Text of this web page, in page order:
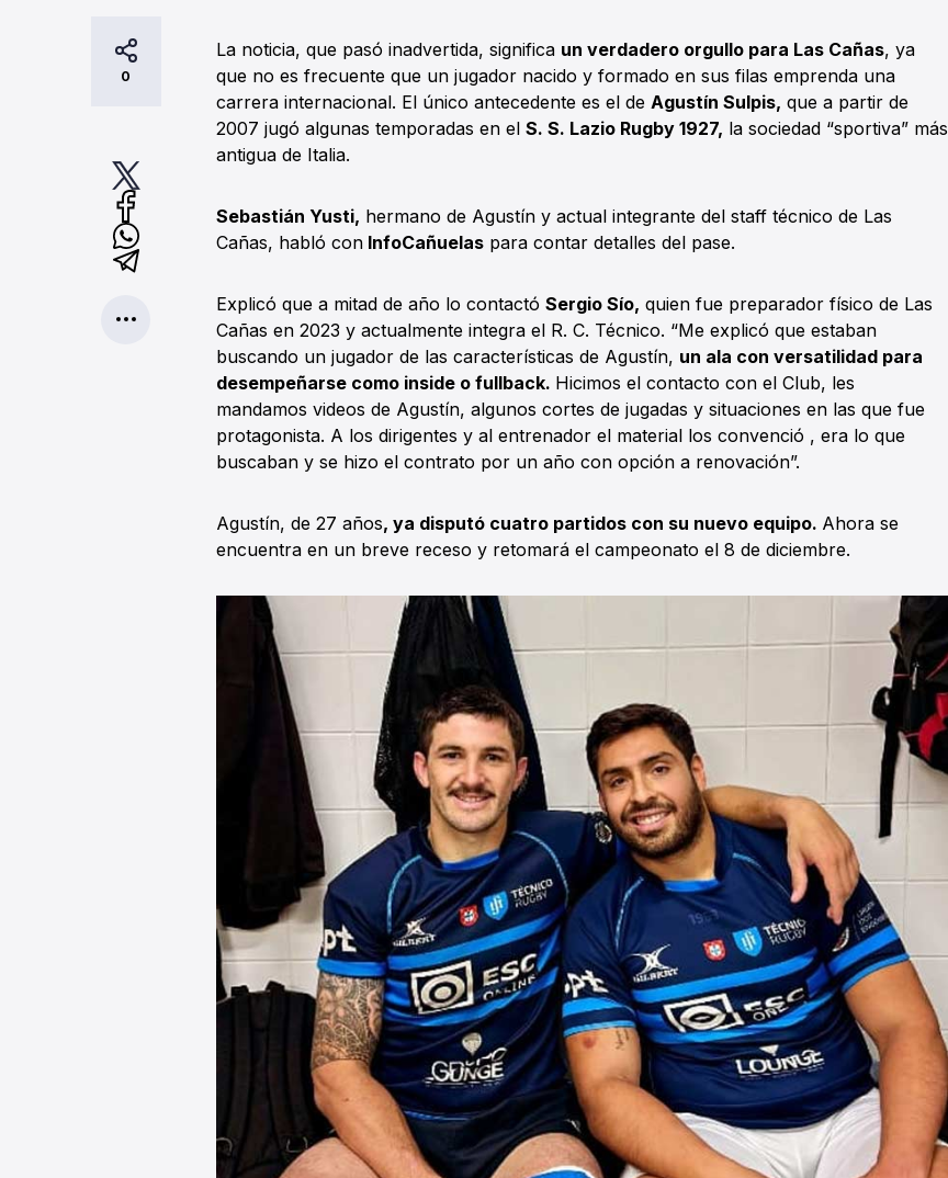
0
La noticia, que pasó inadvertida, significa un verdadero orgullo para Las Cañas, ya
que no es frecuente que un jugador nacido y formado en sus filas emprenda una
carrera internacional. El único antecedente es el de Agustín Sulpis, que a partir de
2007 jugó algunas temporadas en el S. S. Lazio Rugby 1927, la sociedad “sportiva” más
antigua de Italia.
Sebastián Yusti, hermano de Agustín y actual integrante del staff técnico de Las
Cañas, habló con InfoCañuelas para contar detalles del pase.
Explicó que a mitad de año lo contactó Sergio Sío, quien fue preparador físico de Las
Cañas en 2023 y actualmente integra el R. C. Técnico. “Me explicó que estaban
buscando un jugador de las características de Agustín, un ala con versatilidad para
desempeñarse como inside o fullback. Hicimos el contacto con el Club, les
mandamos videos de Agustín, algunos cortes de jugadas y situaciones en las que fue
protagonista. A los dirigentes y al entrenador el material los convenció , era lo que
buscaban y se hizo el contrato por un año con opción a renovación”.
Agustín, de 27 años, ya disputó cuatro partidos con su nuevo equipo. Ahora se
encuentra en un breve receso y retomará el campeonato el 8 de diciembre.